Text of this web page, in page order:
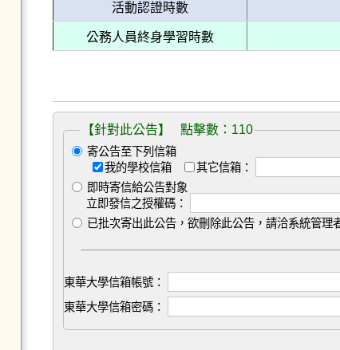
活動認證時數
公務人員終身學習時數
【針對此公告】 點擊數：110
寄公告至下列信箱
我的學校信箱
其它信箱：
即時寄信給公告對象
立即發信之授權碼：
已批次寄出此公告，欲刪除此公告，請洽系統管理
東華大學信箱帳號：
東華大學信箱密碼：